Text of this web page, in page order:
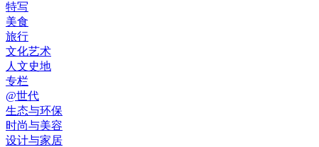
特写
美食
旅行
文化艺术
人文史地
专栏
@世代
生态与环保
时尚与美容
设计与家居